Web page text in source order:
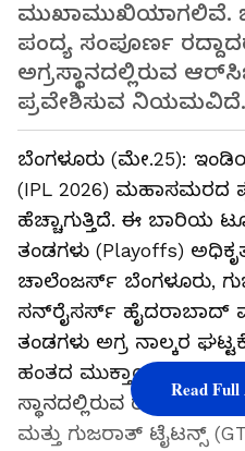
ಮುಖಾಮುಖಿಯಾಗಲಿವೆ.
ಪಂದ್ಯ ಸಂಪೂರ್ಣ
ಅಗ್ರಸ್ಥಾನದಲ್ಲಿರುವ
ಪ್ರವೇಶಿಸುವ ನಿಯಮವಿದೆ.
ಬೆಂಗಳೂರು (ಮೇ.25):
(IPL 2026) ಮಹಾಸಮರದ
ಹೆಚ್ಚಾಗುತ್ತಿದೆ. ಈ ಬಾರಿಯ
ತಂಡಗಳು (Playoffs)
ಚಾಲೆಂಜರ್ಸ್ ಬೆಂಗಳೂರು,
ಸನ್‌ರೈಸರ್ಸ್ ಹೈದರಾಬಾದ್
ತಂಡಗಳು ಅಗ್ರ ನಾಲ್ಕರ
ಹಂತದ ಮುಕ್ತಾಯಕ್ಕೆ
ಸ್ಥಾನದಲ್ಲಿರುವ ರಾಯಲ್
ಮತ್ತು ಗುಜರಾತ್ ಟೈಟನ್ಸ್
Read